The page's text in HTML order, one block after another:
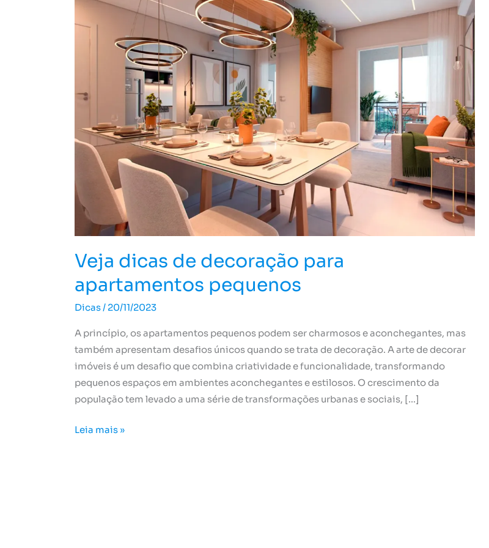
Veja dicas de decoração para
apartamentos pequenos
Dicas/ 20/11/2023
A princípio, os apartamentos pequenos podem ser charmosos e aconchegantes, mas
também apresentam desafios únicos quando se trata de decoração. A arte de decorar
imóveis é um desafio que combina criatividade e funcionalidade, transformando
pequenos espaços em ambientes aconchegantes e estilosos. O crescimento da
população tem levado a uma série de transformações urbanas e sociais, […]
de
decoração
para
apartamentos
Leia mais »